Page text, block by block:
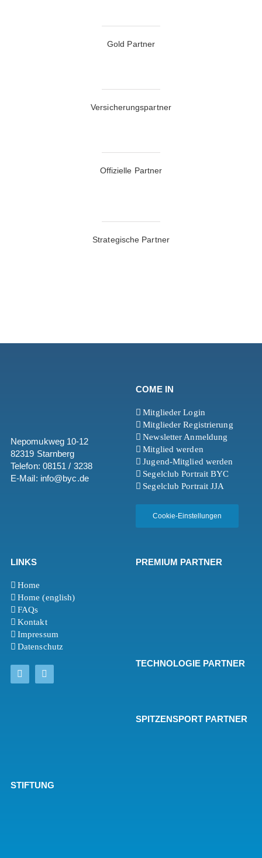
Gold Partner
Versicherungspartner
Offizielle Partner
Strategische Partner
Nepomukweg 10-12
82319 Starnberg
Telefon: 08151 / 3238
E-Mail: info@byc.de
COME IN
Mitglieder Login
Mitglieder Registrierung
Newsletter Anmeldung
Mitglied werden
Jugend-Mitglied werden
Segelclub Portrait BYC
Segelclub Portrait JJA
Cookie-Einstellungen
LINKS
Home
Home (english)
FAQs
Kontakt
Impressum
Datenschutz
PREMIUM PARTNER
TECHNOLOGIE PARTNER
SPITZENSPORT PARTNER
STIFTUNG